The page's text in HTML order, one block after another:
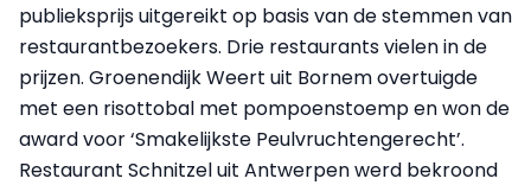
publieksprijs uitgereikt op basis van de stemmen van
restaurantbezoekers. Drie restaurants vielen in de
prijzen. Groenendijk Weert uit Bornem overtuigde
met een risottobal met pompoenstoemp en won de
award voor ‘Smakelijkste Peulvruchtengerecht’.
Restaurant Schnitzel uit Antwerpen werd bekroond